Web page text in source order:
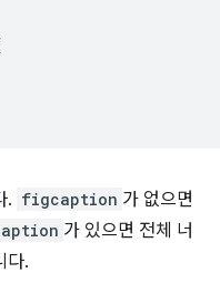
. figcaption 가 없으면
가 있으면 전체 너
다.